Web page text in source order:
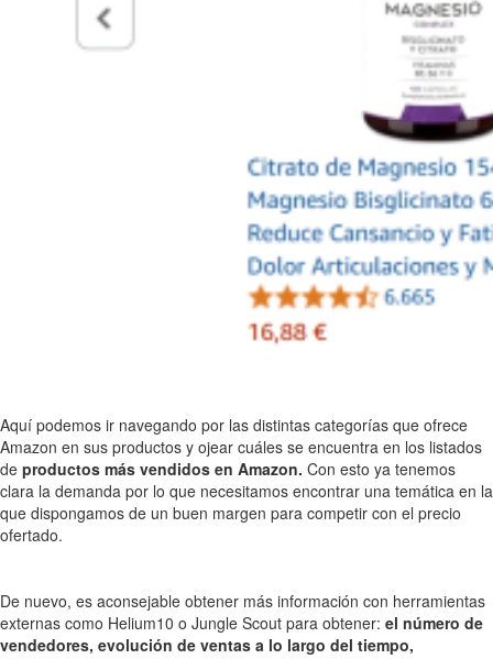
Aquí podemos ir navegando por las distintas categorías que ofrece
Amazon en sus productos y ojear cuáles se encuentra en los listados
de productos más vendidos en Amazon. Con esto ya tenemos
clara la demanda por lo que necesitamos encontrar una temática en la
que dispongamos de un buen margen para competir con el precio
ofertado.
De nuevo, es aconsejable obtener más información con herramientas
externas como Helium10 o Jungle Scout para obtener: el número de
vendedores, evolución de ventas a lo largo del tiempo,